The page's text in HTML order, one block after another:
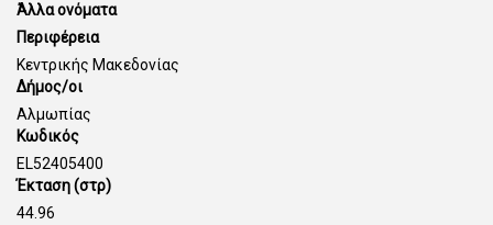
Άλλα ονόματα
Περιφέρεια
Κεντρικής Μακεδονίας
Δήμος/οι
Αλμωπίας
Κωδικός
EL52405400
Έκταση (στρ)
44.96